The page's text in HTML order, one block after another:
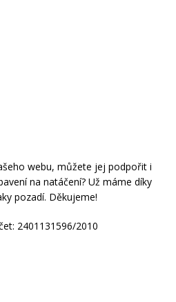
webu, můžete jej podpořit i
na natáčení? Už máme díky
pozadí. Děkujeme!
2401131596/2010